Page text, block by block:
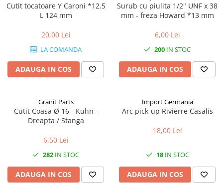
1.5.7. Filtre
1.5.9. Chiulasa si supape
1.5.10. Distributie si accesorii
1.6.1. Acumulatori
1.6.2. Alternatoare
1.6.3. Instalații de Iluminat
1.6.4. Demaroare
2.5.4. Accesorii insilozare si
malaxoare furaje
BCS
Deutz-Fahr
2.6. Incarcatoare frontale
2.6.2. Piese de schimb si accesorii
Cutit tocatoare Y Caroni *12.5
L 124 mm
20,00 Lei
LA COMANDA
ADAUGA IN COS
Surub cu piulita 1/2" UNF x 38
mm - freza Howard *13 mm
6,00 Lei
200 IN STOC
ADAUGA IN COS
Granit Parts
Cutit Coasa Ø 16 - Kuhn -
Dreapta / Stanga
6,50 Lei
282 IN STOC
ADAUGA IN COS
Import Germania
Arc pick-up Rivierre Casalis
18,00 Lei
18IN STOC
ADAUGA IN COS